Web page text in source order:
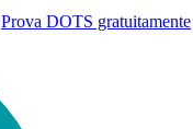
Prova DOTS gratuitamente